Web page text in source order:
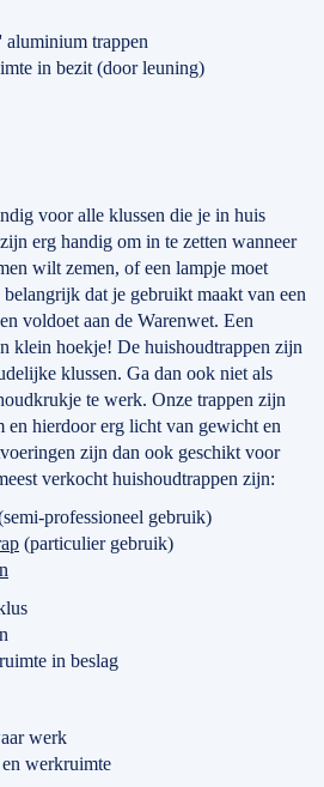
trappen
in bezit (door leuning)
voor alle klussen die je in huis
erg handig om in te zetten wanneer
wilt zemen, of een lampje moet
dat je gebruikt maakt van een
voldoet aan de Warenwet. Een
klein hoekje! De huishoudtrappen zijn
klussen. Ga dan ook niet als
te werk. Onze trappen zijn
hierdoor erg licht van gewicht en
zijn dan ook geschikt voor
verkocht huishoudtrappen zijn:
professioneel gebruik)
(particulier gebruik)
in beslag
werk
werkruimte